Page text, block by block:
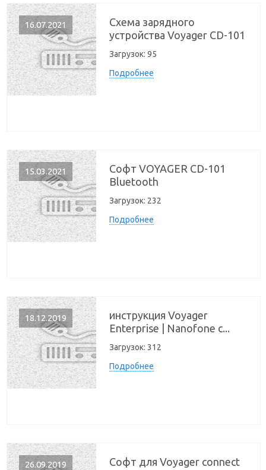
16.07.2021
Схема зарядного
устройства Voyager CD-101
Загрузок: 95
Подробнее
15.03.2021
Софт VOYAGER CD-101
Bluetooth
Загрузок: 232
Подробнее
18.12.2019
инструкция Voyager
Enterprise | Nanofone c...
Загрузок: 312
Подробнее
26.09.2019 Софт для Voyager connect